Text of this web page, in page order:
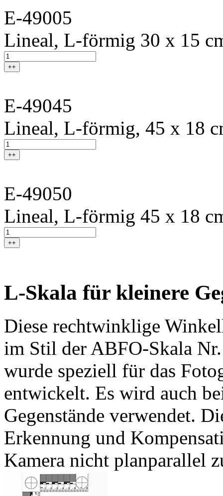
E-49005
Lineal, L-förmig 30 x 15
++
E-49045
Lineal, L-förmig, 45 x 18
++
E-49050
Lineal, L-förmig 45 x 18
++
L-Skala für kleinere
Diese rechtwinklige
im Stil der ABFO-Skala
wurde speziell für das
entwickelt. Es wird auch
Gegenstände verwendet.
Erkennung und
Kamera nicht planparallel